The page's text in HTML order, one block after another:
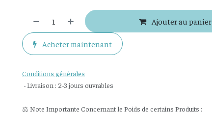
Ajouter au panier
Acheter maintenant
Conditions générales
- Livraison : 2-3 jours ouvrables
⚖️ Note Importante Concernant le Poids de certains Produits :